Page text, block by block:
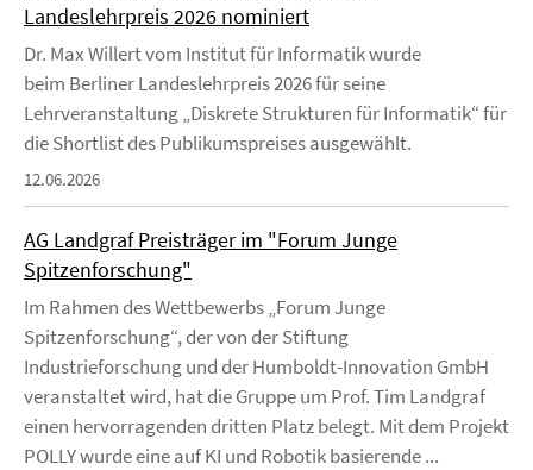
Landeslehrpreis 2026 nominiert
Dr. Max Willert vom Institut für Informatik wurde
beim Berliner Landeslehrpreis 2026 für seine
Lehrveranstaltung „Diskrete Strukturen für Informatik“ für
die Shortlist des Publikumspreises ausgewählt.
12.06.2026
AG Landgraf Preisträger im "Forum Junge
Spitzenforschung"
Im Rahmen des Wettbewerbs „Forum Junge
Spitzenforschung“, der von der Stiftung
Industrieforschung und der Humboldt-Innovation GmbH
veranstaltet wird, hat die Gruppe um Prof. Tim Landgraf
einen hervorragenden dritten Platz belegt. Mit dem Projekt
POLLY wurde eine auf KI und Robotik basierende ...